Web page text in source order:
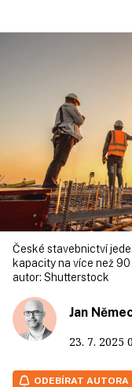
České stavebnictví
kapacity na více než
autor: Shutterstock
Jan
23. 7. 2025
ODEBÍRAT AUTORA